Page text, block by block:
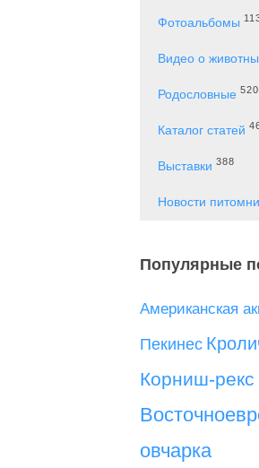
Фотоальбомы
Видео о
Родословные 520
Каталог статей
Выставки 388
Новости
Популярные
Американская
Пекинес
Корниш-рекс
овчарка